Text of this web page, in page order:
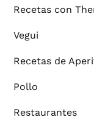
Recetas con
Vegui
Recetas de
Pollo
Restaurantes